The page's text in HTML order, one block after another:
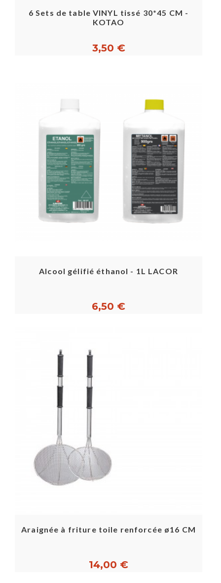
6 Sets de table VINYL tissé 30*45 CM -
KOTAO
3,50 €
Alcool gélifié éthanol - 1L LACOR
6,50 €
Araignée à friture toile renforcée ø16 CM
14,00 €